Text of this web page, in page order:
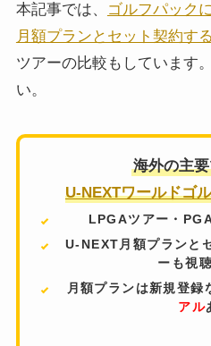
本記事では、 ゴルフパック
月額プランとセット契約す
ツアーの比較もしています
い。
海外の主
U-NEXTワールドゴ
LPGAツアー・
U-NEXT月額プランと
ーも視
月額プランは新規登録
アル